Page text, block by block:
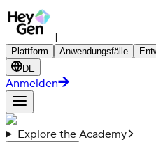
|
Plattform Anwendungsfälle
DE
Anmelden
Explore the Academy